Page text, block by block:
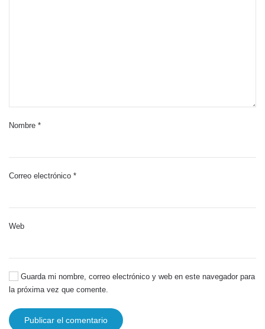
Nombre *
Correo electrónico *
Web
Guarda mi nombre, correo electrónico y web en este navegador para
la próxima vez que comente.
Publicar el comentario